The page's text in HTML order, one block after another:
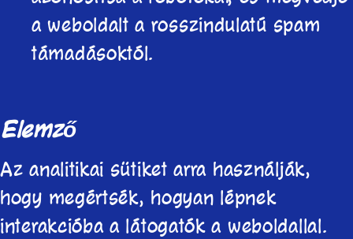
a weboldalt a rosszindulatú spam
támadásoktól.
Elemző
Az analitikai sütiket arra használják,
hogy megértsék, hogyan lépnek
interakcióba a látogatók a weboldallal.